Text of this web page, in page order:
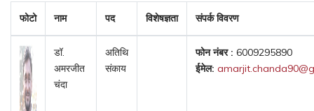
फोटो नाम पद विशेषज्ञता संपर्क विवरण
डॉ.
अमरजीत
चंदा
अतिथि
संकाय
फोन नंबर : 6009295890
ईमेल: